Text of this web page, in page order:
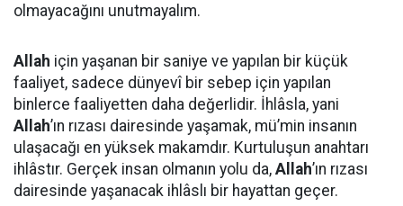
olmayacağını unutmayalım.
Allah için yaşanan bir saniye ve yapılan bir küçük
faaliyet, sadece dünyevî bir sebep için yapılan
binlerce faaliyetten daha değerlidir. İhlâsla, yani
Allah’ın rızası dairesinde yaşamak, mü’min insanın
ulaşacağı en yüksek makamdır. Kurtuluşun anahtarı
ihlâstır. Gerçek insan olmanın yolu da, Allah’ın rızası
dairesinde yaşanacak ihlâslı bir hayattan geçer.